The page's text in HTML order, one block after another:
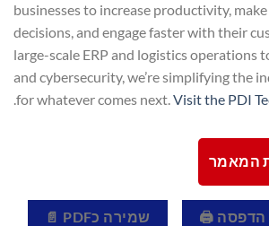
businesses to increase productivity,
decisions, and engage faster with their
large-scale ERP and logistics operations
and cybersecurity, we’re simplifying the
for whatever comes next.Visit the PDI
.
המאמר
הדפסה 🖨 שמירה כPDF 📄